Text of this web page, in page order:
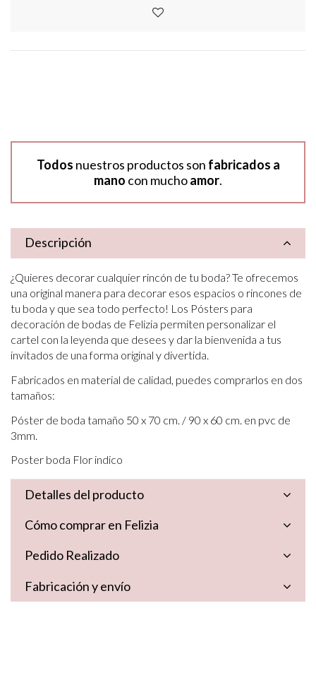
Todos nuestros productos son fabricados a
mano con muchoamor.
Descripción
¿Quieres decorar cualquier rincón de tu boda? Te ofrecemos
una original manera para decorar esos espacios o rincones de
tu boda y que sea todo perfecto! Los Pósters para
decoración de bodas de Felizia permiten personalizar el
cartel con la leyenda que desees y dar la bienvenida a tus
invitados de una forma original y divertida.
Fabricados en material de calidad, puedes comprarlos en dos
tamaños:
Póster de boda tamaño 50 x 70 cm. / 90 x 60 cm. en pvc de
3mm.
Poster boda Flor indico
Detalles del producto
Cómo comprar en Felizia
Pedido Realizado
Fabricación y envío